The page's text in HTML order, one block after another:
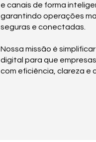
e canais de forma
garantindo operações
seguras e conectadas.
Nossa missão é
digital para que
com eficiência, clareza e